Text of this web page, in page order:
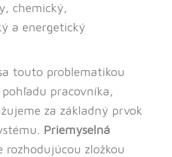
chemický,
a energetický
touto problematikou
pracovníka,
za základný prvok
Priemyselná
rozhodujúcou zložkou